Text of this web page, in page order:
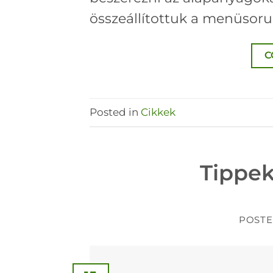
összeállítottuk a
Posted in Cikkek